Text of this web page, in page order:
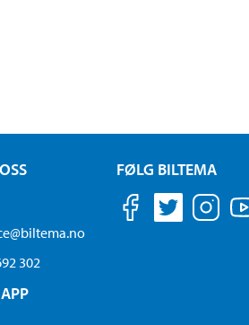
302
FØLG BILTEMA